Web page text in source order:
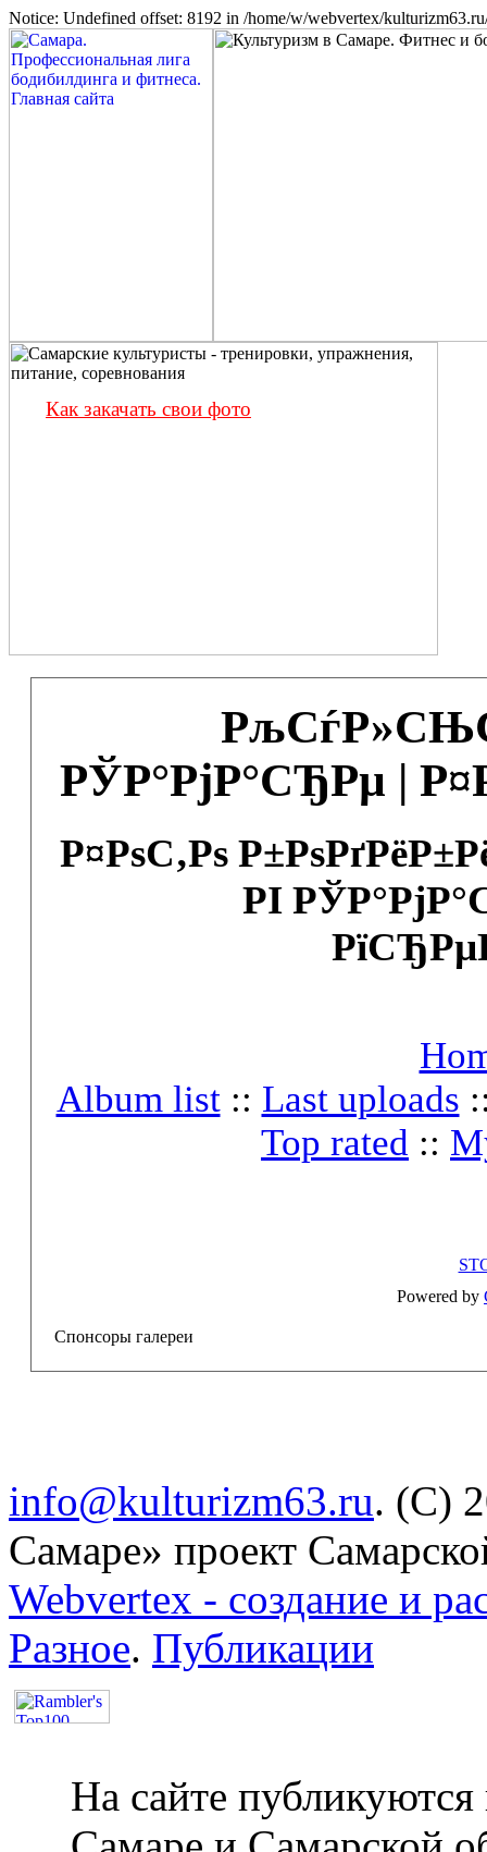
Notice: Undefined offset: 8192 in /home/w/webvertex/
РЎР°РјР°СЂРµ |
Р¤РѕС‚Рѕ
РІ
Album list:: Last uploads
Top rated ::
Powered by
info@kulturizm63.ru . (C)
Самаре» проект
Webvertex - создание и
Разное.Публикации
На сайте публикуются
Самаре и Самарской
Как закачать свои фото